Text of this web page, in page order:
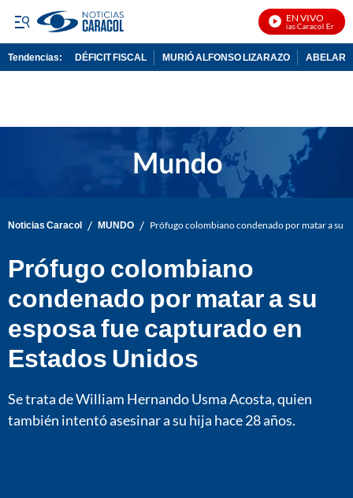
EN VIVO
Noticias Caracol En Vivo
Tendencias: DÉFICIT FISCAL MURIÓ ALFONSO LIZARAZO
Noticias Caracol / MUNDO / Prófugo colombiano condenado por matar a su
Prófugo colombiano
condenado por matar a su
esposa fue capturado en
Estados Unidos
Se trata de William Hernando Usma Acosta, quien
también intentó asesinar a su hija hace 28 años.